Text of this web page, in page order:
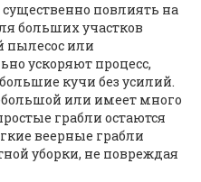
повлиять на
больших участков
пылесос или
ускоряют процесс,
кучи без усилий.
или имеет много
грабли остаются
веерные грабли
уборки, не повреждая